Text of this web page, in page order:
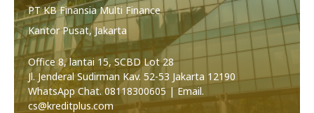
PT KB Finansia Multi Finance
Kantor Pusat, Jakarta
Office 8, lantai 15, SCBD Lot 28
Jl. Jenderal Sudirman Kav. 52-53 Jakarta 12190
WhatsApp Chat. 08118300605 | Email.
cs@kreditplus.com